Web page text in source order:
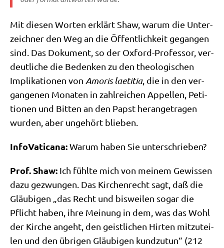
Mit die­sen Wor­ten erklärt Shaw, war­um die Unter­
zeich­ner den Weg an die Öffent­lich­keit gegan­gen
sind. Das Doku­ment, so der Oxford-Pro­fes­sor, ver­
deut­li­che die Beden­ken zu den theo­lo­gi­schen
Impli­ka­tio­nen von Amo­ris lae­ti­tia, die in den ver­
gan­ge­nen Mona­ten in zahl­rei­chen Appel­len, Peti­
tio­nen und Bit­ten an den Papst her­an­ge­tra­gen
wur­den, aber unge­hört blieben.
Info­Va­ti­ca­na:War­um haben Sie unterschrieben?
Prof. Shaw: Ich fühl­te mich von mei­nem Gewis­sen
dazu gezwun­gen. Das Kir­chen­recht sagt, daß die
Gläu­bi­gen „das Recht und bis­wei­len sogar die
Pflicht haben, ihre Mei­nung in dem, was das Wohl
der Kir­che angeht, den geist­li­chen Hir­ten mit­zu­tei­
len und den übri­gen Gläu­bi­gen kund­zu­tun“ (212